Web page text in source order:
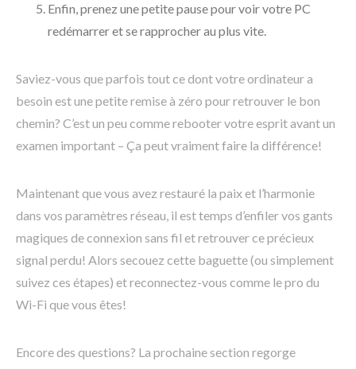
Enfin, prenez une petite pause pour voir votre PC
redémarrer et se rapprocher au plus vite.
Saviez-vous que parfois tout ce dont votre ordinateur a
besoin est une petite remise à zéro pour retrouver le bon
chemin? C’est un peu comme rebooter votre esprit avant un
examen important – Ça peut vraiment faire la différence!
Maintenant que vous avez restauré la paix et l’harmonie
dans vos paramètres réseau, il est temps d’enfiler vos gants
magiques de connexion sans fil et retrouver ce précieux
signal perdu! Alors secouez cette baguette (ou simplement
suivez ces étapes) et reconnectez-vous comme le pro du
Wi-Fi que vous êtes!
Encore des questions? La prochaine section regorge